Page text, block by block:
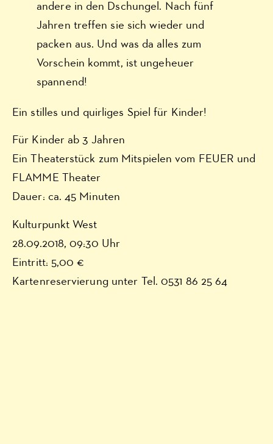
andere in den Dschungel. Nach fünf
Jahren treffen sie sich wieder und
packen aus. Und was da alles zum
Vorschein kommt, ist ungeheuer
spannend!
Ein stilles und quirliges Spiel für Kinder!
Für Kinder ab 3 Jahren
Ein Theaterstück zum Mitspielen vom FEUER und
FLAMME Theater
Dauer: ca. 45 Minuten
Kulturpunkt West
28.09.2018, 09:30 Uhr
Eintritt: 5,00 €
Kartenreservierung unter Tel. 0531 86 25 64